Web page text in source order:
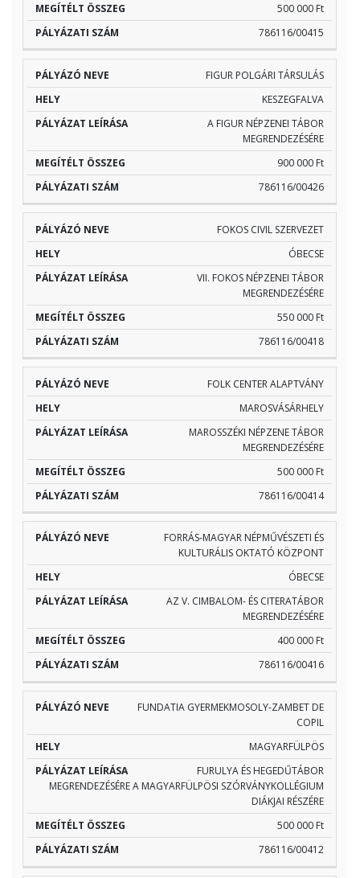
500 000 Ft
786116/00415
FIGUR POLGÁRI TÁRSULÁS
KESZEGFALVA
A FIGUR NÉPZENEI TÁBOR
MEGRENDEZÉSÉRE
900 000 Ft
786116/00426
FOKOS CIVIL SZERVEZET
ÓBECSE
VII. FOKOS NÉPZENEI TÁBOR
MEGRENDEZÉSÉRE
550 000 Ft
786116/00418
FOLK CENTER ALAPTVÁNY
MAROSVÁSÁRHELY
MAROSSZÉKI NÉPZENE TÁBOR
MEGRENDEZÉSÉRE
500 000 Ft
786116/00414
FORRÁS-MAGYAR NÉPMŰVÉSZETI ÉS
KULTURÁLIS OKTATÓ KÖZPONT
ÓBECSE
AZ V. CIMBALOM- ÉS CITERATÁBOR
MEGRENDEZÉSÉRE
400 000 Ft
786116/00416
FUNDATIA GYERMEKMOSOLY-ZAMBET DE
COPIL
MAGYARFÜLPÖS
FURULYA ÉS HEGEDŰTÁBOR
MEGRENDEZÉSÉRE A MAGYARFÜLPÖSI SZÓRVÁNYKOLLÉGIUM
DIÁKJAI RÉSZÉRE
500 000 Ft
786116/00412